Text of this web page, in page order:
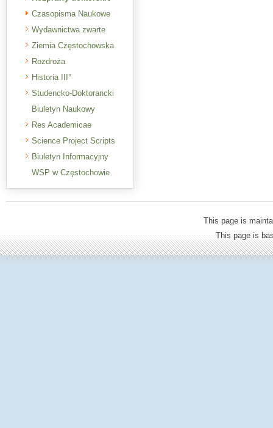
Czasopisma Naukowe
Wydawnictwa zwarte
Ziemia Częstochowska
Rozdroża
Historia III°
Studencko-Doktorancki
Biuletyn Naukowy
Res Academicae
Science Project Scripts
Biuletyn Informacyjny
WSP w Częstochowie
This page is
This page is